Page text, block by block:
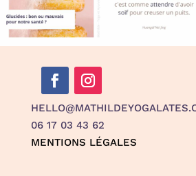
06 17 03 43 62
MENTIONS LÉGALES